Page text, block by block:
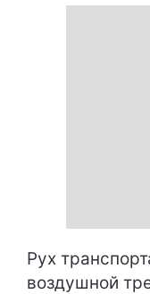
Рух
воздушной